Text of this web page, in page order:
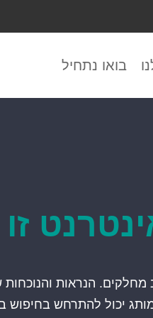
בואו נתחיל
הנראות
יכול להתרחש בחיפוש